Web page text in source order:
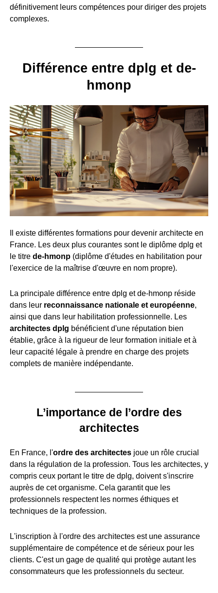
définitivement leurs compétences pour diriger des projets
complexes.
Différence entre dplg et de-
hmonp
Il existe différentes formations pour devenir architecte en
France. Les deux plus courantes sont le diplôme dplg et
le titre de-hmonp (diplôme d'études en habilitation pour
l'exercice de la maîtrise d'œuvre en nom propre).
La principale différence entre dplg et de-hmonp réside
dans leur reconnaissance nationale et européenne,
ainsi que dans leur habilitation professionnelle. Les
architectes dplg bénéficient d'une réputation bien
établie, grâce à la rigueur de leur formation initiale et à
leur capacité légale à prendre en charge des projets
complets de manière indépendante.
L’importance de l’ordre des
architectes
En France, l'ordre des architectes joue un rôle crucial
dans la régulation de la profession. Tous les architectes, y
compris ceux portant le titre de dplg, doivent s'inscrire
auprès de cet organisme. Cela garantit que les
professionnels respectent les normes éthiques et
techniques de la profession.
L'inscription à l'ordre des architectes est une assurance
supplémentaire de compétence et de sérieux pour les
clients. C'est un gage de qualité qui protège autant les
consommateurs que les professionnels du secteur.